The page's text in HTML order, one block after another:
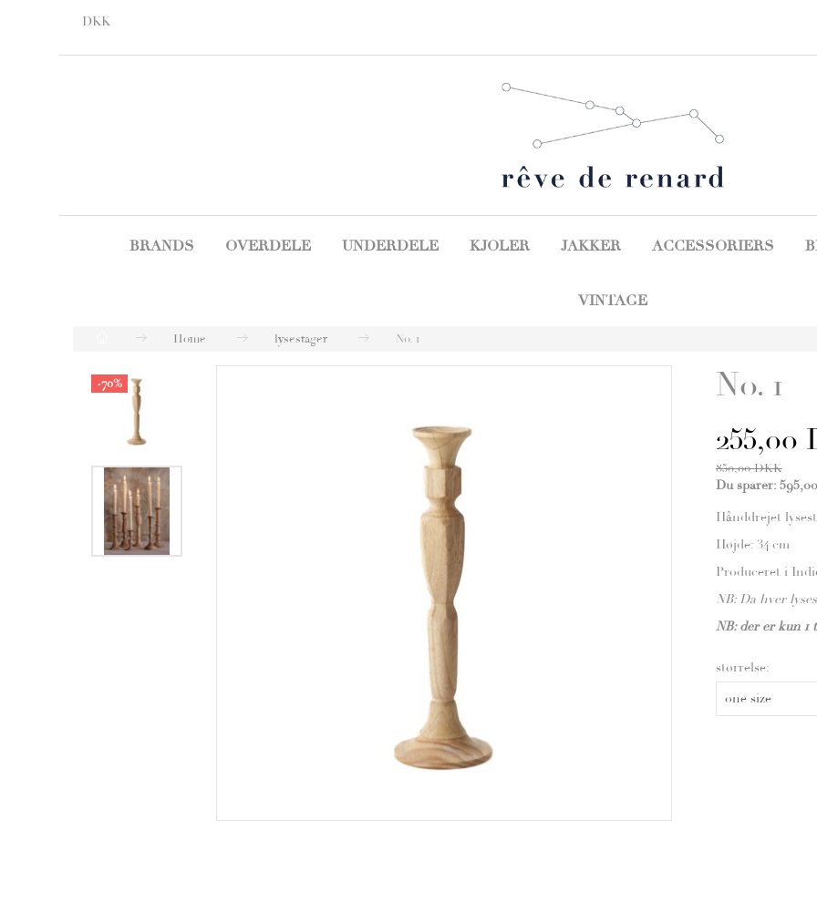
DKK
BRANDS OVERDELE UNDERDELE KJOLER JAKKER ACCESSORIERS
VINTAGE
Home lysestager No. 1
-70% No. 1
255,00
850,00 DKK
Du sparer:
Hånddrejet
Højde: 34 cm
Produceret i
NB: Da hver
NB: der er kun 1
størrelse: